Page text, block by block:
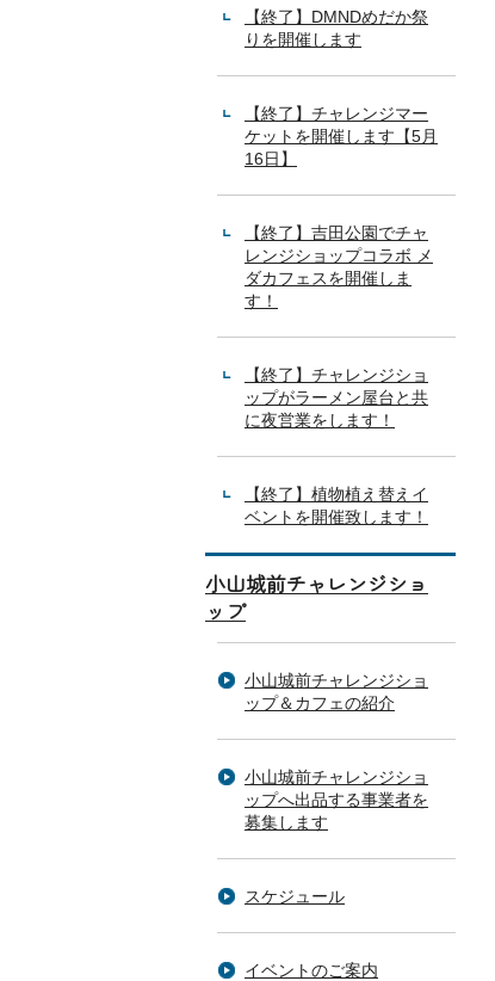
【終了】DMNDめだか祭
りを開催します
【終了】チャレンジマー
ケットを開催します【5月
16日】
【終了】吉田公園でチャ
レンジショップコラボ メ
ダカフェスを開催しま
す！
【終了】チャレンジショ
ップがラーメン屋台と共
に夜営業をします！
【終了】植物植え替えイ
ベントを開催致します！
小山城前チャレンジショ
ップ
小山城前チャレンジショ
ップ＆カフェの紹介
小山城前チャレンジショ
ップへ出品する事業者を
募集します
スケジュール
イベントのご案内